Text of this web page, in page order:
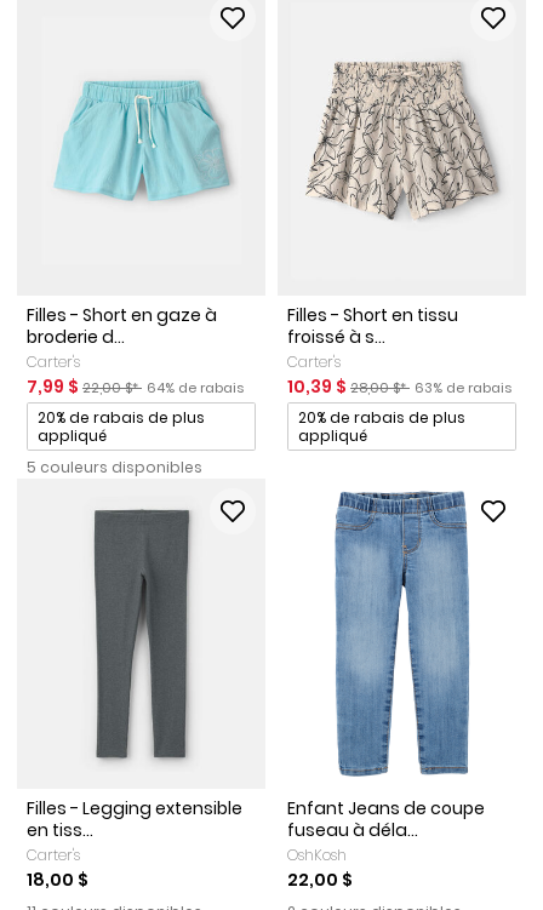
Filles - Short en gaze à
broderie d...
Carter's
Prix de solde
7,99 $ Prix ​​de détail suggéré par le fabricant
22,00 $* Pourcentage de rabais
64% de rabais
Promotions
20% de rabais de plus
appliqué
5 couleurs disponibles
Filles - Short en tissu
froissé à s...
Carter's
Prix de solde
10,39 $ Prix ​​de détail suggéré par
28,00 $* Pourcentage de
63% de rabais
Promotions
20% de rabais de plus
appliqué
Filles - Legging extensible
en tiss...
Carter's
18,00 $
Enfant Jeans de coupe
fuseau à déla...
OshKosh
22,00 $